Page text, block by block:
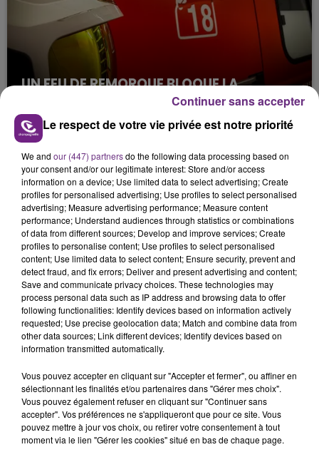
UN FEU DE REMORQUE BLOQUE LA
CIRCULATION DANS LES ARDENNES
Un feu de remorque s'est déclaré ce mercredi en
fin de matinée sur l'A34.
TITRES DIFFUSÉS
18h08
18h08
TAYLOR SWIFT
18h04
18h04
18h01
18h01 17h58
17h58
Le respect de votre vie privée est notre priorité
We and our (447) partnersdo the following data processing based on
your consent and/or our legitimate interest: Store and/or access
information on a device; Use limited data to select advertising; Create
profiles for personalised advertising; Use profiles to select personalised
advertising; Measure advertising performance; Measure content
performance; Understand audiences through statistics or combinations
of data from different sources; Develop and improve services; Create
profiles to personalise content; Use profiles to select personalised
content; Use limited data to select content; Ensure security, prevent and
detect fraud, and fix errors; Deliver and present advertising and content;
Save and communicate privacy choices. These technologies may
process personal data such as IP address and browsing data to offer
following functionalities: Identify devices based on information actively
requested; Use precise geolocation data; Match and combine data from
other data sources; Link different devices; Identify devices based on
information transmitted automatically.
Vous pouvez accepter en cliquant sur "Accepter et fermer", ou affiner en
sélectionnant les finalités et/ou partenaires dans "Gérer mes choix".
Vous pouvez également refuser en cliquant sur "Continuer sans
accepter". Vos préférences ne s'appliqueront que pour ce site. Vous
pouvez mettre à jour vos choix, ou retirer votre consentement à tout
moment via le lien "Gérer les cookies" situé en bas de chaque page.
Continuer sans accepter